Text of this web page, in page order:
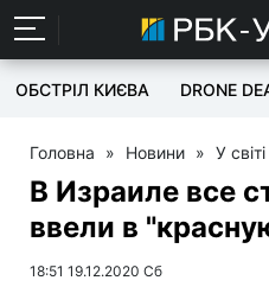
ОБСТРІЛ КИЄВА DRONE
Головна » Новини » У світі
В Израиле все
ввели в
18:51 19.12.2020 Сб